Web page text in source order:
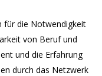
für die Notwendigkeit
von Beruf und
und die Erfahrung
durch das Netzwerk